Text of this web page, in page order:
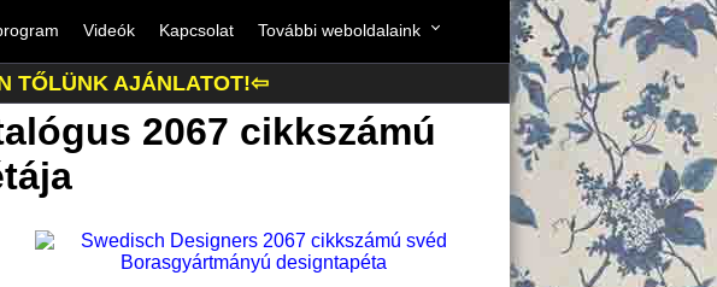
Videók Kapcsolat További weboldalaink
TŐLÜNK AJÁNLATOT!⇦
2067 cikkszámú